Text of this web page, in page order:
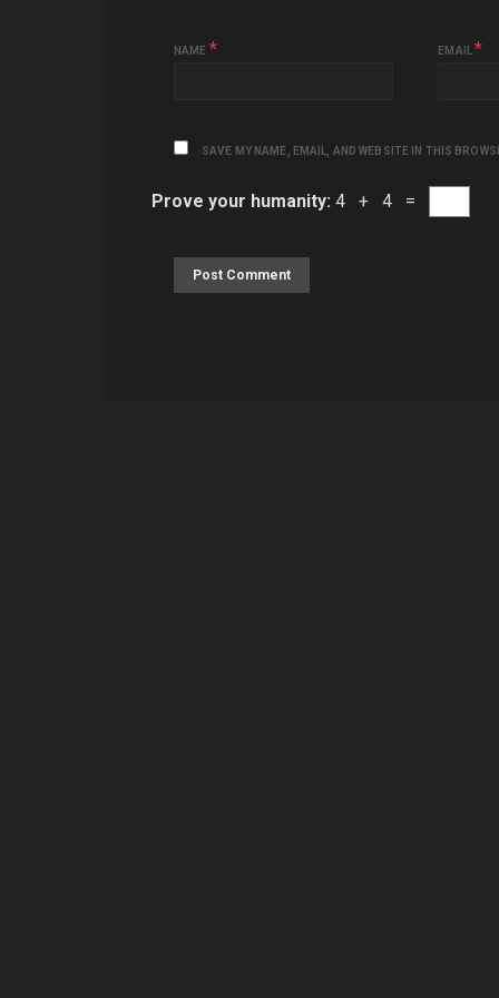
NAME * EMAIL *
SAVE MY NAME, EMAIL, AND WEBSITE IN THIS
Prove your humanity: 4 + 4 =